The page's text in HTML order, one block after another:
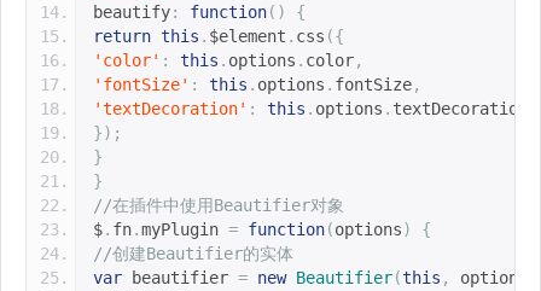
beautify: function()
{
return this . $element . css ({
'color' : this . options . color,
'fontSize' : this . options . fontSize,
'textDecoration' : this . options . textDecoration
});
}
}
//在插件中使用Beautifier对象
$. fn.myPlugin = function(options)
{
//创建Beautifier的实体
var beautifier = new Beautifier(this , options